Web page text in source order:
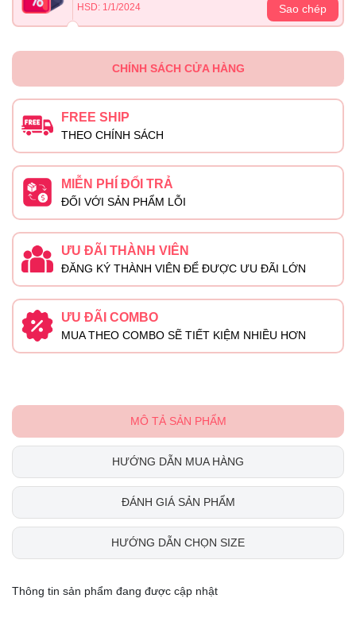
HSD: 1/1/2024
Sao chép
CHÍNH SÁCH CỬA HÀNG
FREE SHIP
THEO CHÍNH SÁCH
MIỄN PHÍ ĐỔI TRẢ
ĐỐI VỚI SẢN PHẨM LỖI
ƯU ĐÃI THÀNH VIÊN
ĐĂNG KÝ THÀNH VIÊN ĐỂ ĐƯỢC ƯU ĐÃI LỚN
ƯU ĐÃI COMBO
MUA THEO COMBO SẼ TIẾT KIỆM NHIỀU HƠN
MÔ TẢ SẢN PHẨM
HƯỚNG DẪN MUA HÀNG
ĐÁNH GIÁ SẢN PHẨM
HƯỚNG DẪN CHỌN SIZE
Thông tin sản phẩm đang được cập nhật